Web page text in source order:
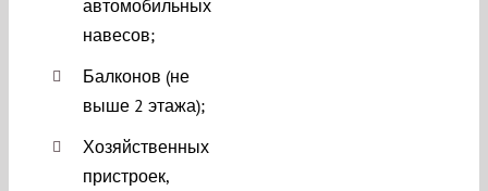
автомобильных
навесов;
Балконов (не
выше 2 этажа);
Хозяйственных
пристроек,